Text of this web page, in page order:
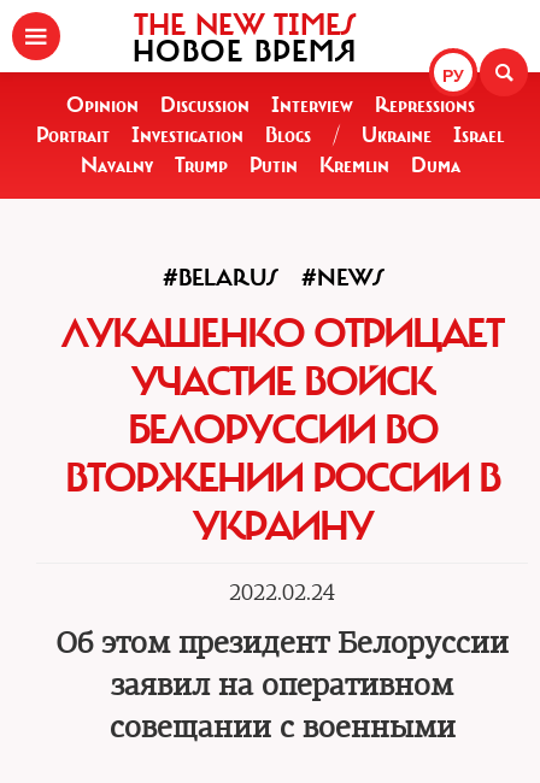
РУ
THE NEW TIMES
НОВОЕ ВРЕМЯ
Opinion Discussion Interview
Repressions
Portrait
Investigation Blogs / Ukraine
Israel
Navalny
Trump Putin Kremlin Duma
#BELARUS #NEWS
ЛУКАШЕНКО ОТРИЦАЕТ
УЧАСТИЕ ВОЙСК
БЕЛОРУССИИ ВО
ВТОРЖЕНИИ РОССИИ В
УКРАИНУ
2022.02.24
Об этом президент Белоруссии
заявил на оперативном
совещании с военными